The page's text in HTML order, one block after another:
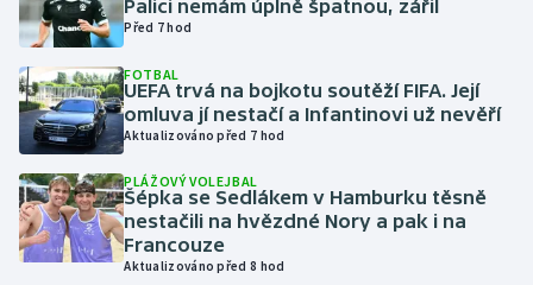
Krasobruslení
Lezení
Lyže a snowboard
Moderní pětiboj
Motorsport
Palici nemám úplně špatnou, zářil
Před 7 hod
FOTBAL
UEFA trvá na bojkotu soutěží FIFA. Její
omluva jí nestačí a Infantinovi už nevěří
Aktualizováno před 7 hod
PLÁŽOVÝ VOLEJBAL
Šépka se Sedlákem v Hamburku těsně
nestačili na hvězdné Nory a pak i na
Francouze
Aktualizováno před 8 hod